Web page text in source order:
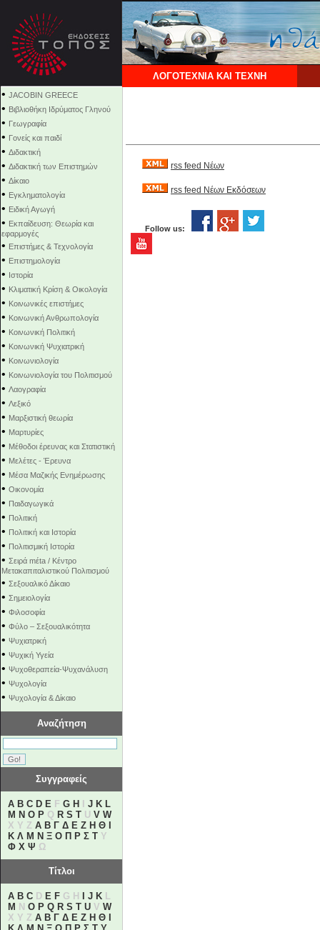
ΛΟΓΟΤΕΧΝΙΑ ΚΑΙ ΤΕΧΝΗ
• JACOBIN GREECE
• Βιβλιοθήκη Ιδρύματος Γληνού
• Γεωγραφία
• Γονείς και παιδί
• Διδακτική
• Διδακτική των Επιστημών
• Δίκαιο
• Εγκληματολογία
• Ειδική Αγωγή
• Εκπαίδευση: Θεωρία και
εφαρμογές
• Επιστήμες & Τεχνολογία
• Επιστημολογία
• Ιστορία
• Κλιματική Κρίση & Οικολογία
• Κοινωνικές επιστήμες
• Κοινωνική Ανθρωπολογία
• Κοινωνική Πολιτική
• Κοινωνική Ψυχιατρική
• Κοινωνιολογία
• Κοινωνιολογία του Πολιτισμού
• Λαογραφία
• Λεξικό
• Μαρξιστική θεωρία
• Μαρτυρίες
• Μέθοδοι έρευνας και Στατιστική
• Μελέτες - Έρευνα
• Μέσα Μαζικής Ενημέρωσης
• Οικονομία
• Παιδαγωγικά
• Πολιτική
• Πολιτική και Ιστορία
• Πολιτισμική Ιστορία
• Σειρά mέta / Κέντρο
Μετακαπιταλιστικού Πολιτισμού
• Σεξουαλικό Δίκαιο
• Σημειολογία
• Φιλοσοφία
• Φύλο – Σεξουαλικότητα
• Ψυχιατρική
• Ψυχική Υγεία
• Ψυχοθεραπεία-Ψυχανάλυση
• Ψυχολογία
• Ψυχολογία & Δίκαιο
Αναζήτηση
Συγγραφείς
A B C D E F G H J K L
M N O P Q R S T U V W
X Y Z Α Β Γ Δ Ε Ζ Η Θ
Κ Λ Μ Ν Ξ Ο Π Ρ Σ Τ Υ
Φ Χ Ψ Ω
Τίτλοι
A B C D E F G H J K L
M N O P Q R S T U V W
X Y Z Α Β Γ Δ Ε Ζ Η Θ
rss feed Νέων
rss feed Νέων Εκδόσεων
Follow us: